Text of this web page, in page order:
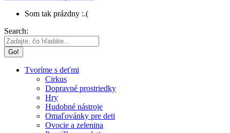
Som tak prázdny :.(
Search:
Tvoríme s deťmi
Cirkus
Dopravné prostriedky
Hry
Hudobné nástroje
Omaľovánky pre deti
Ovocie a zelenina